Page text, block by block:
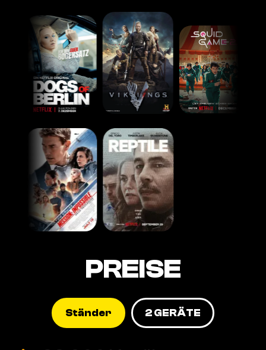
PREISE
Ständer 2 GERÄTE